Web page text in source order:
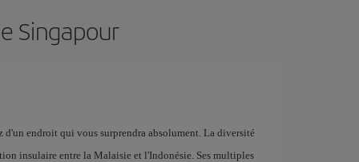
Singapour
endroit qui vous surprendra absolument. La diversité
insulaire entre la Malaisie et l'Indonésie. Ses multiples